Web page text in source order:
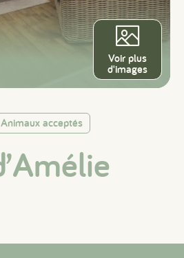
Voir plus
d'images
Animaux acceptés